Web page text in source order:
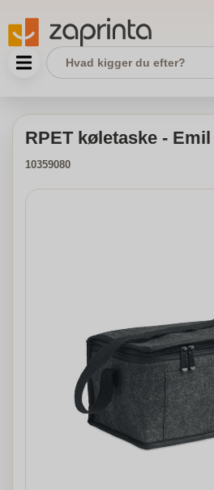
RPET køletaske - Emil
10359080